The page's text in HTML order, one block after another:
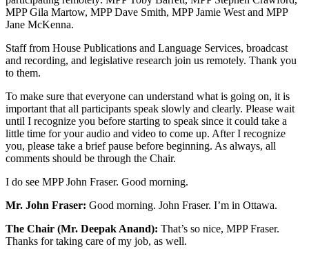
MPP Gila Martow, MPP Dave Smith, MPP Jamie West and MPP
Jane McKenna.
Staff from House Publications and Language Services, broadcast
and recording, and legislative research join us remotely. Thank you
to them.
To make sure that everyone can understand what is going on, it is
important that all participants speak slowly and clearly. Please wait
until I recognize you before starting to speak since it could take a
little time for your audio and video to come up. After I recognize
you, please take a brief pause before beginning. As always, all
comments should be through the Chair.
I do see MPP John Fraser. Good morning.
Mr. John Fraser: Good morning. John Fraser. I’m in Ottawa.
The Chair (Mr. Deepak Anand): That’s so nice, MPP Fraser.
Thanks for taking care of my job, as well.